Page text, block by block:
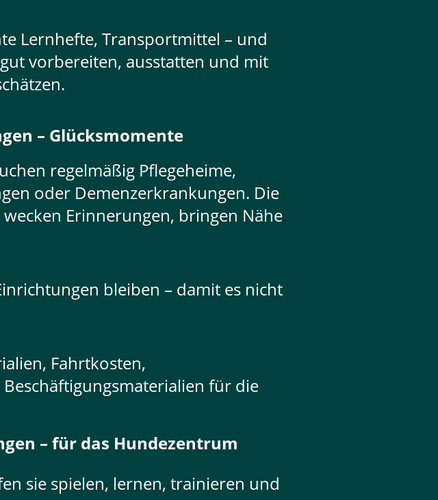
Lernhefte, Transportmittel – und
vorbereiten, ausstatten und mit
– Glücksmomente
regelmäßig Pflegeheime,
oder Demenzerkrankungen. Die
Erinnerungen, bringen Nähe
bleiben – damit es nicht
Fahrtkosten,
für die
– für das Hundezentrum
sie spielen, lernen, trainieren und